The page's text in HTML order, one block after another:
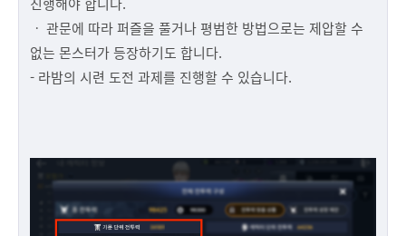
ㆍ 관문에 따라 퍼즐을 풀거나 평범한 방법으로는 제압할 수
없는 몬스터가 등장하기도 합니다.
- 라밤의 시련 도전 과제를 진행할 수 있습니다.